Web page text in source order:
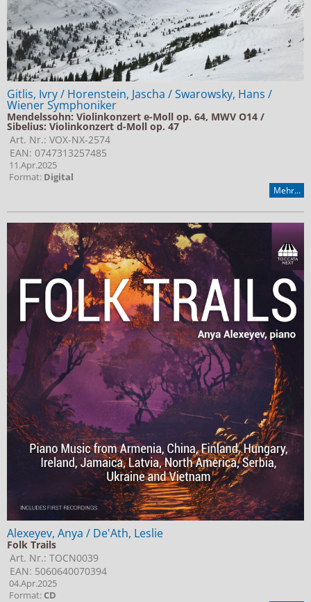
Gitlis, Ivry / Horenstein, Jascha / Swarowsky, Hans /
Wiener Symphoniker
Mendelssohn: Violinkonzert e-Moll op. 64, MWV O14 /
Sibelius: Violinkonzert d-Moll op. 47
Art. Nr.: VOX-NX-2574
EAN: 0747313257485
11.Apr.2025
Format: Digital
Mehr...
Alexeyev, Anya / De'Ath, Leslie
Folk Trails
Art. Nr.: TOCN0039
EAN: 5060640070394
04.Apr.2025
Format:CD